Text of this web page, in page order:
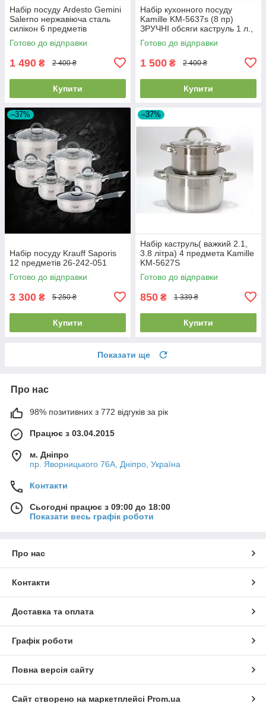
Набір посуду Ardesto Gemini
Salerno нержавіюча сталь
силікон 6 предметів
(AR1906S)
Готово до відправки
1 490 ₴ 2 400 ₴
Купити
Набір кухонного посуду
Kamille KM-5637s (8 пр)
ЗРУЧНІ обсяги каструль 1 л.,
1.8 л., 2.5 л., 3.8 л
Готово до відправки
1 500 ₴ 2 400 ₴
Купити
–37%
Набір посуду Krauff Saporis
12 предметів 26-242-051
Готово до відправки
3 300 ₴ 5 250 ₴
Купити
–37%
Набір каструль( важкий 2.1,
3.8 літра) 4 предмета Kamille
KM-5627S
Готово до відправки
850 ₴ 1 339 ₴
Купити
Показати ще
Про нас
98% позитивних з 772 відгуків за рік
Працює з 03.04.2015
м. Дніпро
пр. Яворницького 76А, Дніпро, Україна
Контакти
Сьогодні працює з 09:00 до 18:00
Показати весь графік роботи
Про нас
Контакти
Доставка та оплата
Графік роботи
Повна версія сайту
Сайт створено на маркетплейсі Prom.ua